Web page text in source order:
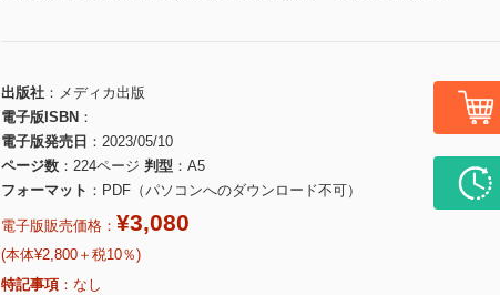
出版社
メディカ出版
電子版ISBN
電子版発売日
2023/05/10
ページ数
224ページ 判型
A5
フォーマット
PDF（パソコンへのダウンロード不可）
電子版販売価格： ¥3,080
(本体¥2,800＋税10％)
特記事項
なし